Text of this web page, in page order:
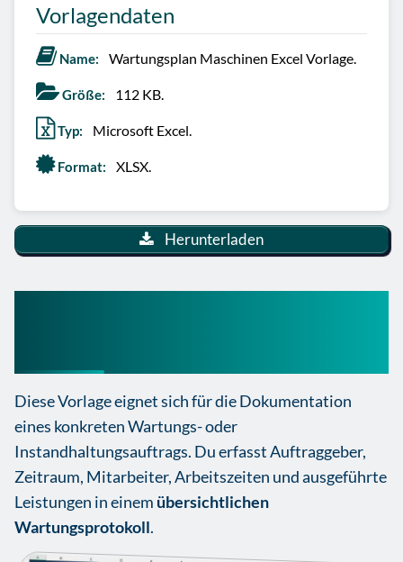
Vorlagendaten
Name: Wartungsplan Maschinen Excel Vorlage.
Größe: 112 KB.
Typ: Microsoft Excel.
Format: XLSX.
Herunterladen
Diese Vorlage eignet sich für die Dokumentation
eines konkreten Wartungs- oder
Instandhaltungsauftrags. Du erfasst Auftraggeber,
Zeitraum, Mitarbeiter, Arbeitszeiten und ausgeführte
Leistungen in einem übersichtlichen
Wartungsprotokoll.